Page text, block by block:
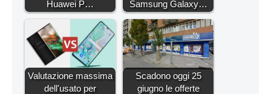
Huawei P…
Samsung Galaxy…
Valutazione massima
dell'usato per
Scadono oggi 25
giugno le offerte